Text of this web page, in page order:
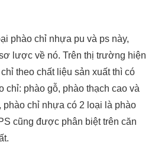
phào chỉ nhựa pu và ps này,
lược về nó. Trên thị trường hiện
theo chất liệu sản xuất thì có
chỉ: phào gỗ, phào thạch cao và
phào chỉ nhựa có 2 loại là phào
cũng được phân biệt trên căn